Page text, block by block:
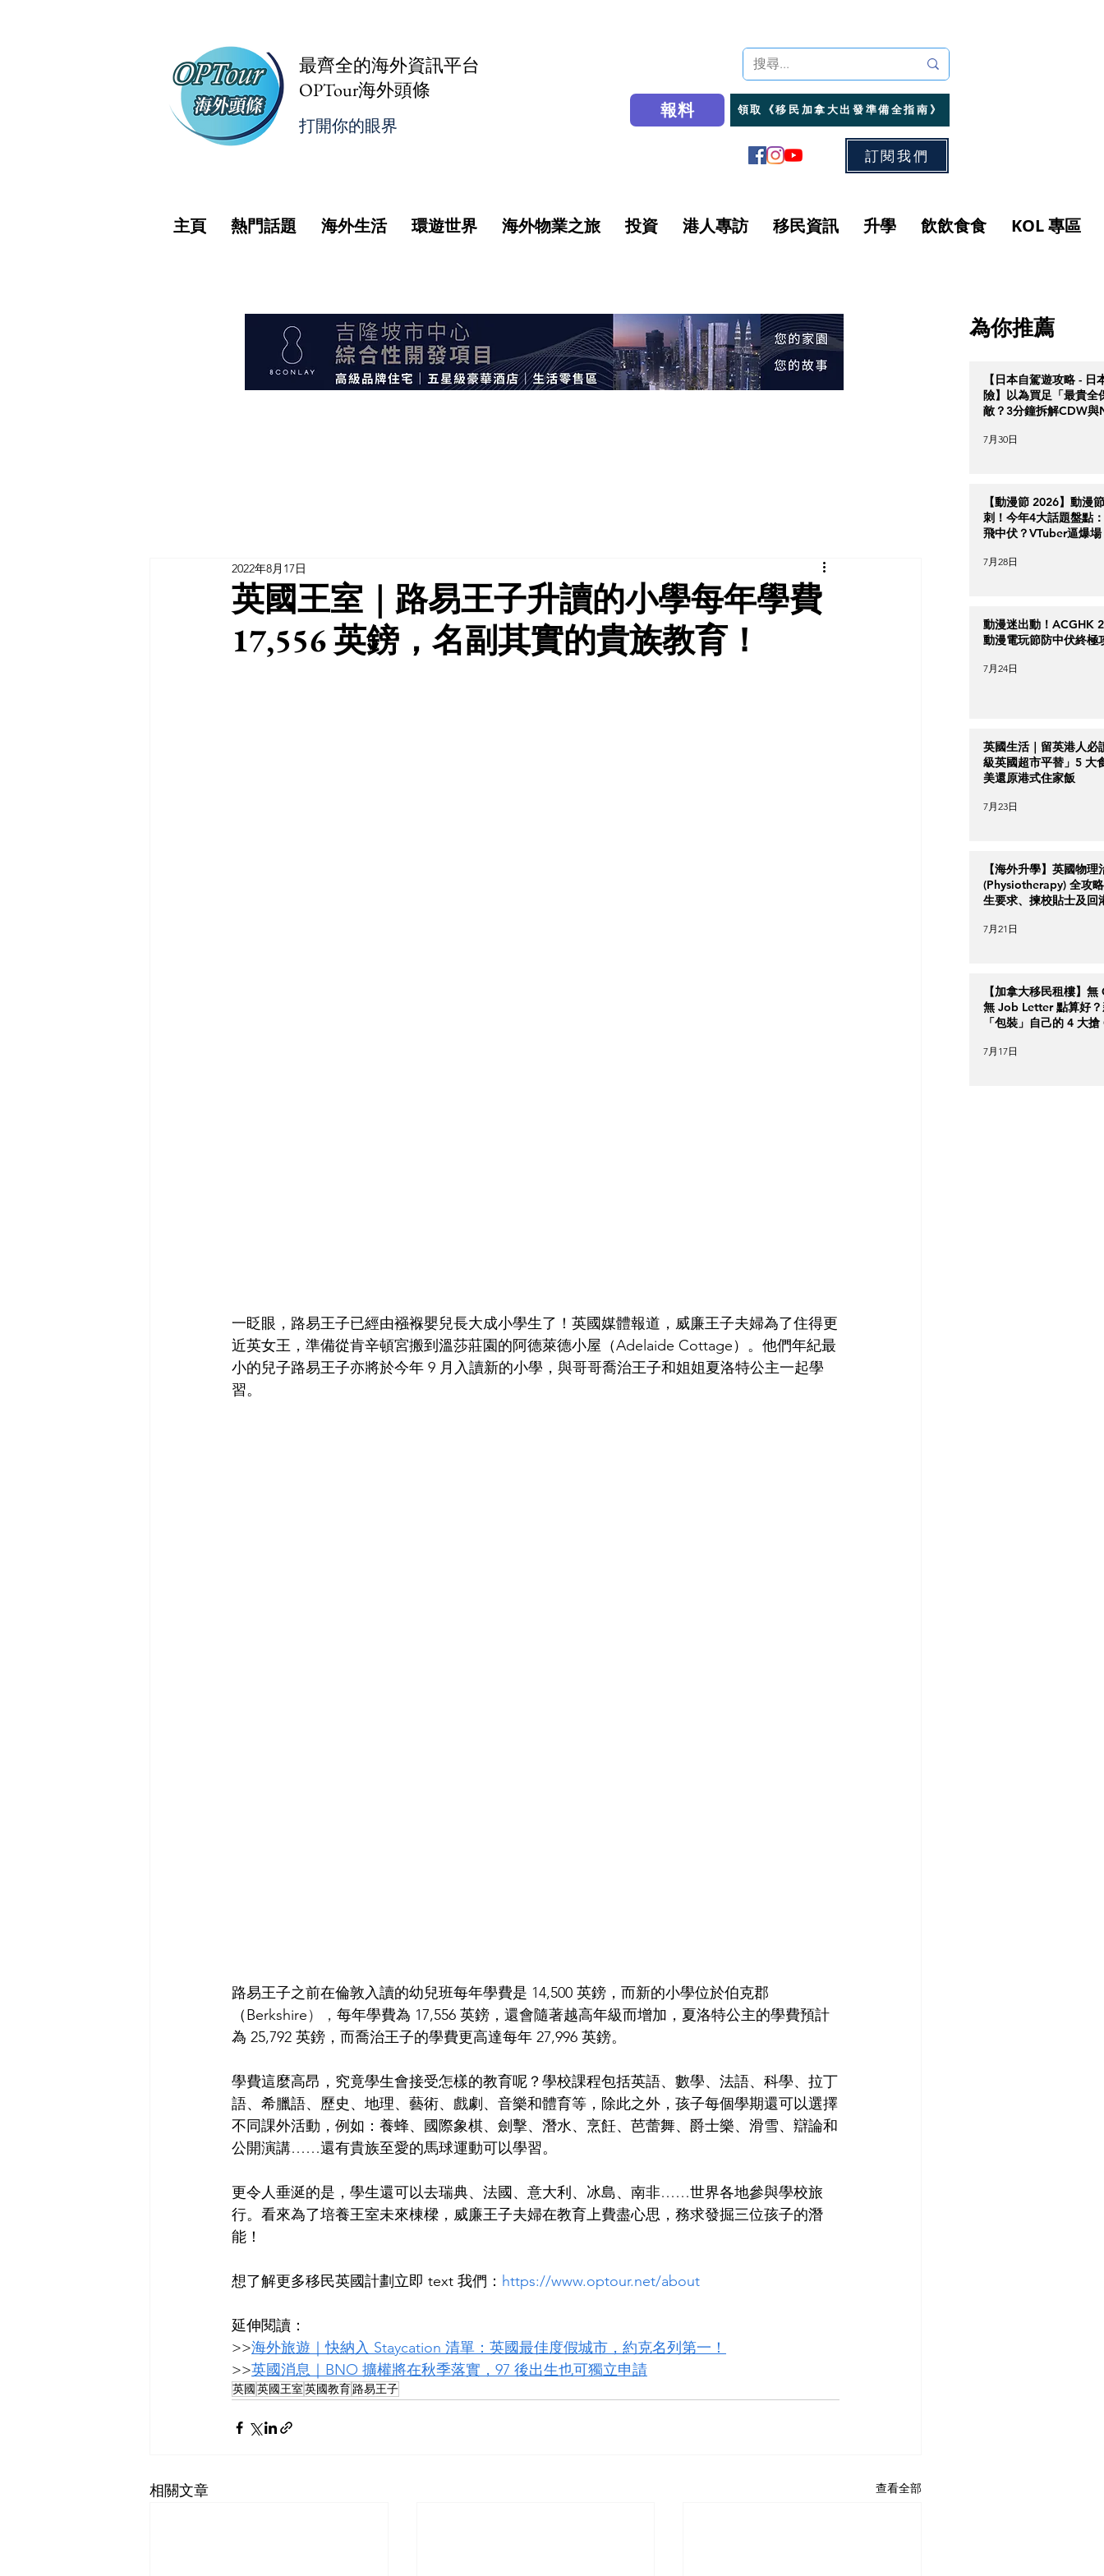
最齊全的海外資訊平台
OPTour海外頭條
打開你的眼界
報料 領取《移民加拿大出發準備全指南》
訂閱我們
主頁 熱門話題 海外生活 環遊世界 海外物業之旅 投資 港人專訪 移民資訊 升學 飲飲食食 KOL 專區
英國王室｜路易王子升讀的小學每年學費
17,556 英鎊，名副其實的貴族教育！
2022年8月17日
一眨眼，路易王子已經由襁褓嬰兒長大成小學生了！英國媒體報道，威廉王子夫婦為了住得更
近英女王，準備從肯辛頓宮搬到溫莎莊園的阿德萊德小屋（Adelaide Cottage）。他們年紀最
小的兒子路易王子亦將於今年 9 月入讀新的小學，與哥哥喬治王子和姐姐夏洛特公主一起學
習。
路易王子之前在倫敦入讀的幼兒班每年學費是 14,500 英鎊，而新的小學位於伯克郡
（Berkshire）， 每年學費為 17,556 英鎊，還會隨著越高年級而增加，夏洛特公主的學費預計
為 25,792 英鎊，而喬治王子的學費更高達每年 27,996 英鎊。
學費這麼高昂，究竟學生會接受怎樣的教育呢？學校課程包括英語、數學、法語、科學、拉丁
語、希臘語、歷史、地理、藝術、戲劇、音樂和體育等，除此之外，孩子每個學期還可以選擇
不同課外活動，例如：養蜂、國際象棋、劍擊、潛水、烹飪、芭蕾舞、爵士樂、滑雪、辯論和
公開演講……還有貴族至愛的馬球運動可以學習。
更令人垂涎的是，學生還可以去瑞典、法國、意大利、冰島、南非……世界各地參與學校旅
行。看來為了培養王室未來棟樑，威廉王子夫婦在教育上費盡心思，務求發掘三位孩子的潛
能！
想了解更多移民英國計劃立即 text 我們： https://www.optour.net/about
延伸閱讀：
>>海外旅遊｜快納入 Staycation 清單：英國最佳度假城市，約克名列第一！
>>英國消息｜BNO 擴權將在秋季落實，97 後出生也可獨立申請
英國英國王室英國教育路易王子
相關文章 查看全部
為你推薦
【日本自駕遊攻略 - 日
險】以為買足「最貴全
敵？3分鐘拆解CDW與
7月30日
【動漫節 2026】動漫
刺！今年4大話題盤點
飛中伏？VTuber逼爆場
7月28日
動漫迷出動！ACGHK
動漫電玩節防中伏終極
7月24日
英國生活｜留英港人必
級英國超市平替」5 大
美還原港式住家飯
7月23日
【海外升學】英國物理
(Physiotherapy) 全攻
生要求、揀校貼士及回
7月21日
【加拿大移民租樓】
無 Job Letter 點算好
「包裝」自己的 4 大
7月17日